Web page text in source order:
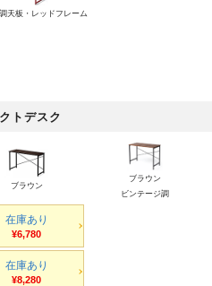
天板・レッドフレーム
トデスク
ブラウン
ブラウン
ビンテージ調
在庫あり
¥6,780
在庫あり
¥8,280